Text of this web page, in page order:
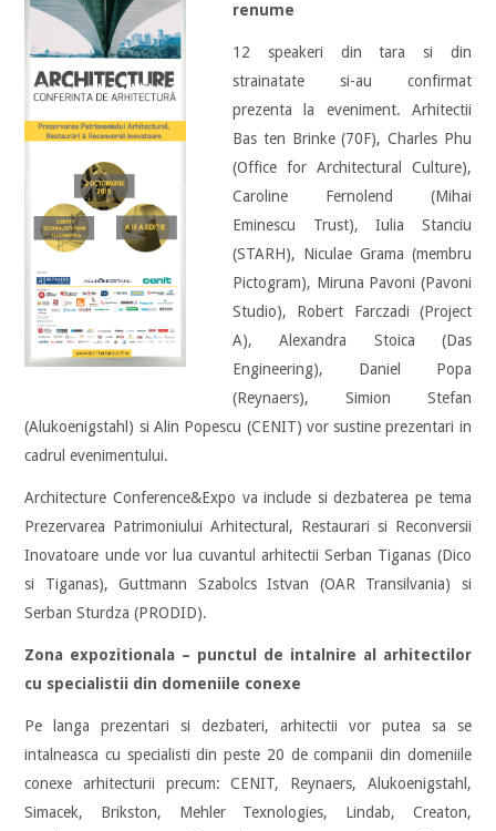
renume
12 speakeri din tara si din
strainatate si-au confirmat
prezenta la eveniment. Arhitectii
Bas ten Brinke (70F), Charles Phu
(Office for Architectural Culture),
Caroline Fernolend (Mihai
Eminescu Trust), Iulia Stanciu
(STARH), Niculae Grama (membru
Pictogram), Miruna Pavoni (Pavoni
Studio), Robert Farczadi (Project
A), Alexandra Stoica (Das
Engineering), Daniel Popa
(Reynaers), Simion Stefan
(Alukoenigstahl) si Alin Popescu (CENIT) vor sustine prezentari in
cadrul evenimentului.
Architecture Conference&Expo va include si dezbaterea pe tema
Prezervarea Patrimoniului Arhitectural, Restaurari si Reconversii
Inovatoare unde vor lua cuvantul arhitectii Serban Tiganas (Dico
si Tiganas), Guttmann Szabolcs Istvan (OAR Transilvania) si
Serban Sturdza (PRODID).
Zona expozitionala – punctul de intalnire al arhitectilor
cu specialistii din domeniile conexe
Pe langa prezentari si dezbateri, arhitectii vor putea sa se
intalneasca cu specialisti din peste 20 de companii din domeniile
conexe arhitecturii precum: CENIT, Reynaers, Alukoenigstahl,
Simacek, Brikston, Mehler Texnologies, Lindab, Creaton,